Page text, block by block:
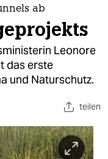
ab
Leonore
das erste
und Naturschutz.
teilen